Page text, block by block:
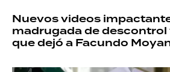
Nuevos videos
madrugada de descontrol
que dejó a Facundo